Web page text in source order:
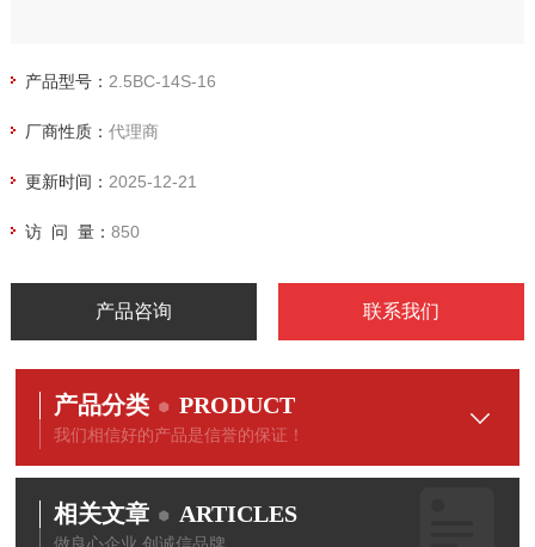
产品型号： 2.5BC-14S-16
厂商性质： 代理商
更新时间： 2025-12-21
访 问 量： 850
产品咨询 联系我们
产品分类 PRODUCT
我们相信好的产品是信誉的保证！
相关文章 ARTICLES